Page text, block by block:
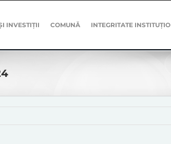
INVESTIȚII COMUNĂ INTEGRITATE